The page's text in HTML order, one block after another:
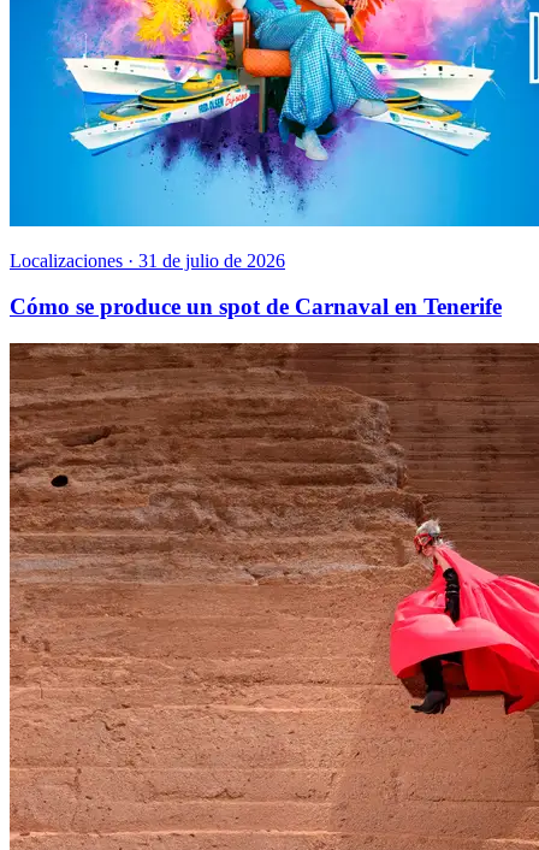
Localizaciones · 31 de julio de 2026
Cómo se produce un spot de Carnaval en Tenerife